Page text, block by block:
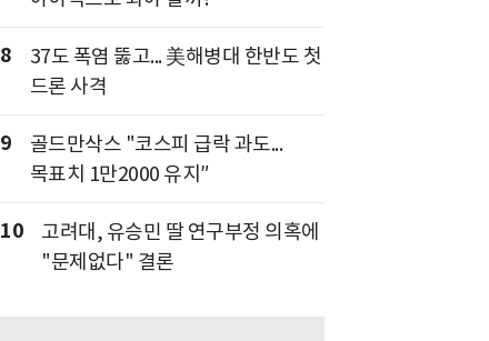
8
37도 폭염 뚫고... 美해병대 한반도 첫
드론 사격
9
골드만삭스 "코스피 급락 과도...
목표치 1만2000 유지″
10
고려대, 유승민 딸 연구부정 의혹에
"문제없다" 결론